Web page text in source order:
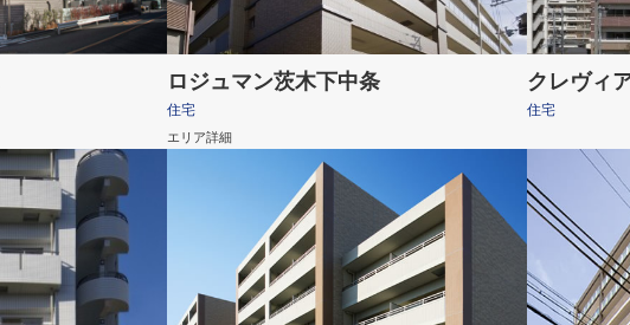
ロジュマン茨木下中条
住宅
エリア詳細
クレヴィ
住宅